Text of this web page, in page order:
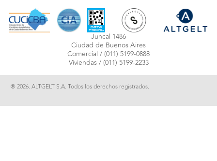
Juncal 1486
Ciudad de Buenos Aires
Comercial /(011) 5199-0888
Viviendas /(011) 5199-2233
® 2026. ALTGELT S.A. Todos los derechos registrados.